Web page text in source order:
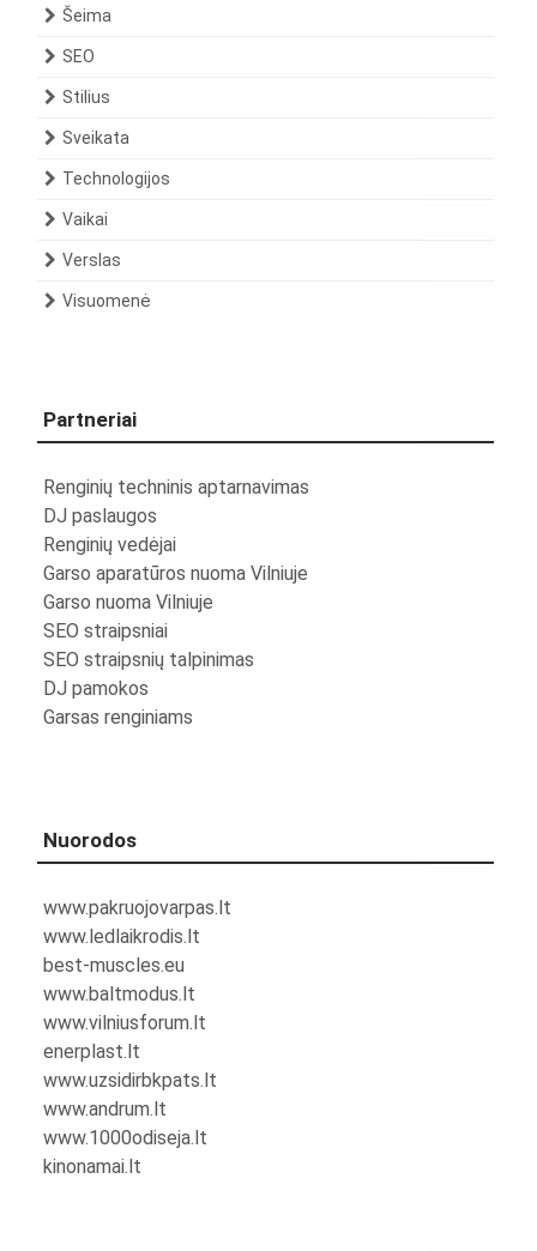
Šeima
SEO
Stilius
Sveikata
Technologijos
Vaikai
Verslas
Visuomenė
Partneriai
Renginių techninis aptarnavimas
DJ paslaugos
Renginių vedėjai
Garso aparatūros nuoma Vilniuje
Garso nuoma Vilniuje
SEO straipsniai
SEO straipsnių talpinimas
DJ pamokos
Garsas renginiams
Nuorodos
www.pakruojovarpas.lt
www.ledlaikrodis.lt
best-muscles.eu
www.baltmodus.lt
www.vilniusforum.lt
enerplast.lt
www.uzsidirbkpats.lt
www.andrum.lt
www.1000odiseja.lt
kinonamai.lt